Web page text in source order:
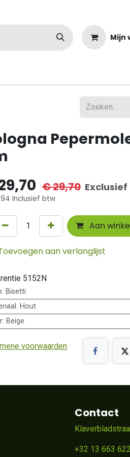
Mijn
€29,70
Inclusief btw
Aan
aan verlanglijst
5152N
: Bisetti
: Hout
: Beige
voorwaarden
Contact
+32 13 663 622